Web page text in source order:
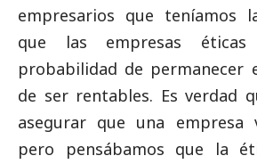
empresarios que teníamos
que las empresas éticas
probabilidad de permanecer
de ser rentables. Es verdad
asegurar que una empresa
pero pensábamos que la